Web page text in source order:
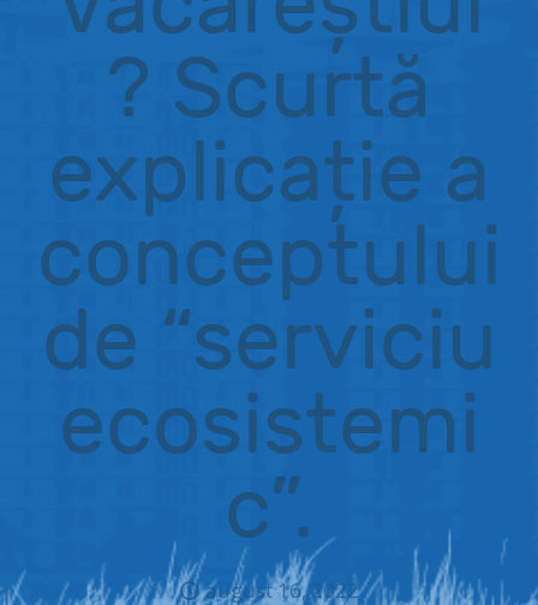
? Scurtă
explicație a
conceptului
de “serviciu
ecosistemi
c”.
august 16, 2022